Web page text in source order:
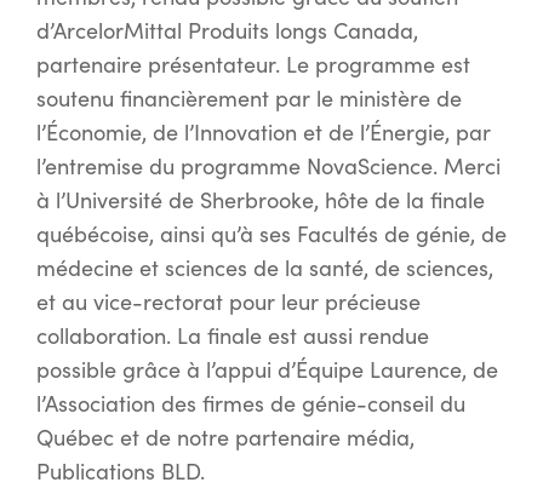
d’ArcelorMittal Produits longs Canada,
partenaire présentateur. Le programme est
soutenu financièrement par le ministère de
l’Économie, de l’Innovation et de l’Énergie, par
l’entremise du programme NovaScience. Merci
à l’Université de Sherbrooke, hôte de la finale
québécoise, ainsi qu’à ses Facultés de génie, de
médecine et sciences de la santé, de sciences,
et au vice-rectorat pour leur précieuse
collaboration. La finale est aussi rendue
possible grâce à l’appui d’Équipe Laurence, de
l’Association des firmes de génie-conseil du
Québec et de notre partenaire média,
Publications BLD.